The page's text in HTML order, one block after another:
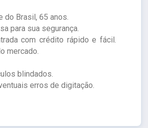
do Brasil, 65 anos.
para sua segurança.
com crédito rápido e fácil.
mercado.
blindados.
erros de digitação.